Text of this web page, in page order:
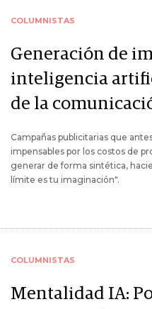
COLUMNISTAS
Generación de
inteligencia
de la
Campañas publicitarias que
impensables por los costos de
generar de forma sintética,
límite es tu imaginación".
COLUMNISTAS
Mentalidad IA: